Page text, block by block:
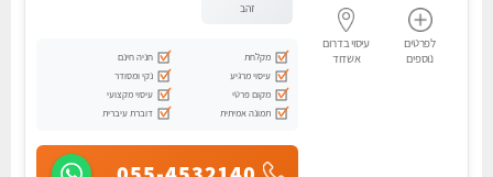
לפרטים
נוספים
עיסוי בדרום
אשדוד
זהב
מקלחת
חניה חינם
עיסוי מרגיע
נקי ומסודר
מקום פרטי
עיסוי מקצועי
תמונה אמיתית
דוברת עיברית